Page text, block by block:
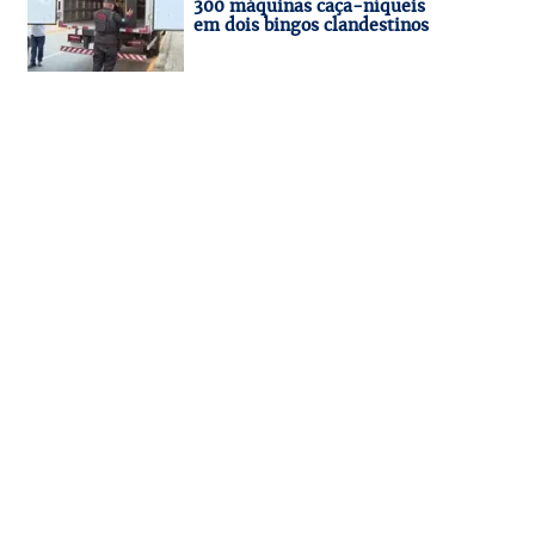
300 máquinas caça-níqueis
em dois bingos clandestinos